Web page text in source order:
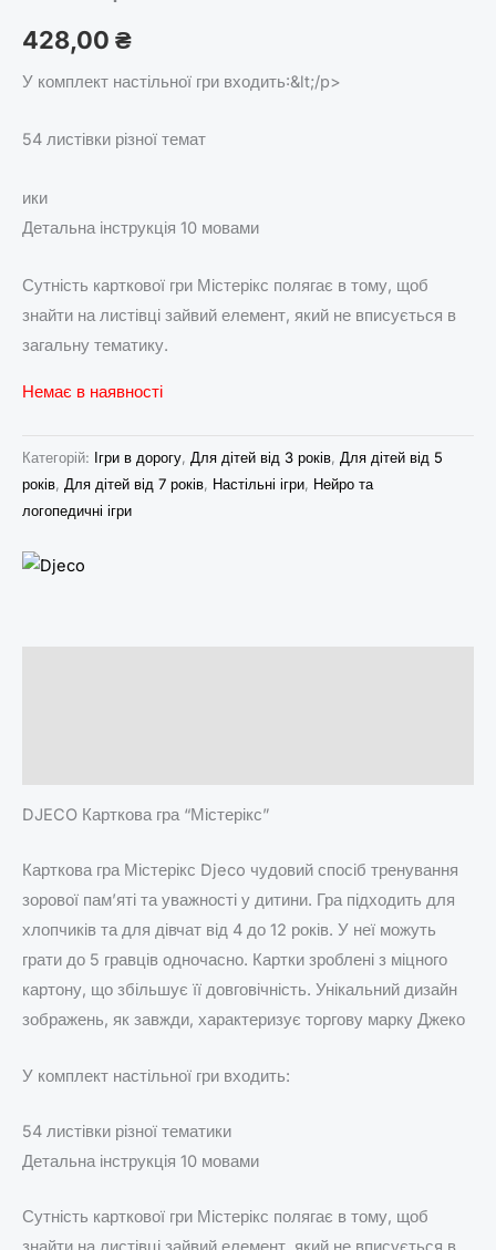
428,00 ₴
У комплект настільної гри входить:&lt;/p>
54 листівки різної темат
ики
Детальна інструкція 10 мовами
Сутність карткової гри Містерікс полягає в тому, щоб
знайти на листівці зайвий елемент, який не вписується в
загальну тематику.
Немає в наявності
Категорій: Ігри в дорогу, Для дітей від 3 років, Для дітей від 5
років, Для дітей від 7 років, Настільні ігри, Нейро та
логопедичні ігри
DJECO Карткова гра “Містерікс”
Карткова гра Містерікс Djeco чудовий спосіб тренування
зорової пам’яті та уважності у дитини. Гра підходить для
хлопчиків та для дівчат від 4 до 12 років. У неї можуть
грати до 5 гравців одночасно. Картки зроблені з міцного
картону, що збільшує її довговічність. Унікальний дизайн
зображень, як завжди, характеризує торгову марку Джеко
У комплект настільної гри входить:
54 листівки різної тематики
Детальна інструкція 10 мовами
Сутність карткової гри Містерікс полягає в тому, щоб